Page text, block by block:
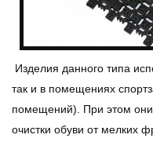
Изделия данного типа
так и в помещениях
помещений). При этом
очистки обуви от мелких